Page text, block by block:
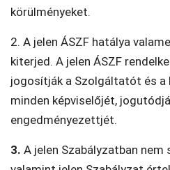
körülményeket.
2. A jelen ÁSZF hatálya
kiterjed. A jelen ÁSZF
jogosítják a Szolgáltatót és a
minden képviselőjét,
engedményezettjét.
3. A jelen Szabályzatban